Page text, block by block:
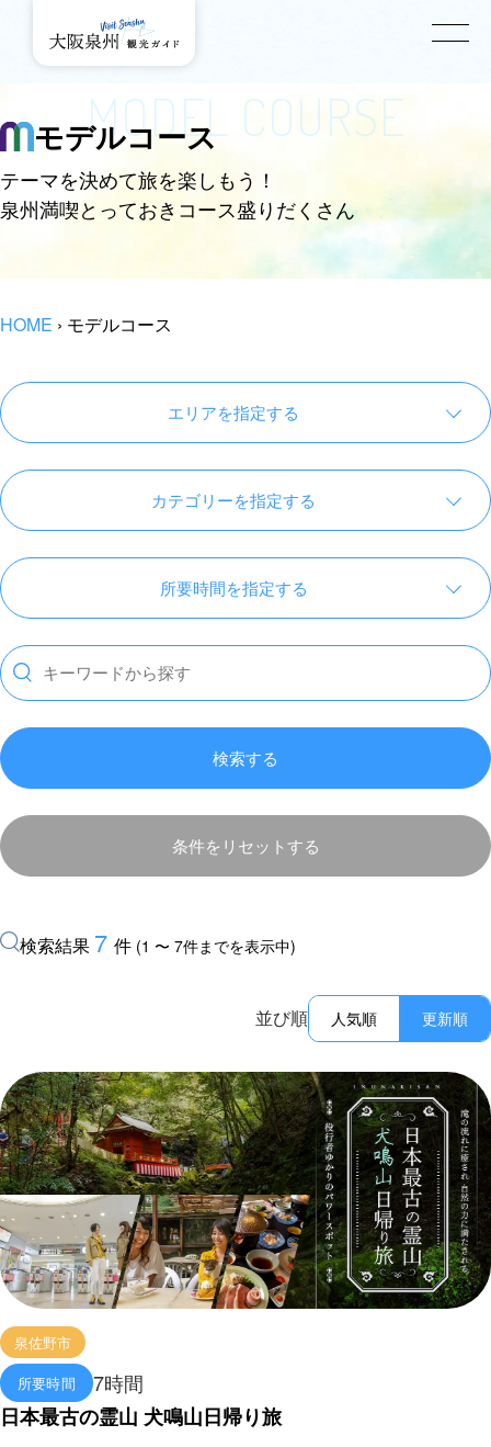
MODEL COURSE
モデルコース
テーマを決めて旅を楽しもう！
泉州満喫とっておきコース盛りだくさん
HOME › モデルコース
エリアを指定する
カテゴリーを指定する
所要時間を指定する
検索する
条件をリセットする
検索結果 7 件 (1 〜 7件までを表示中)
並び順 人気順 更新順
泉佐野市
所要時間
7時間
日本最古の霊山 犬鳴山日帰り旅